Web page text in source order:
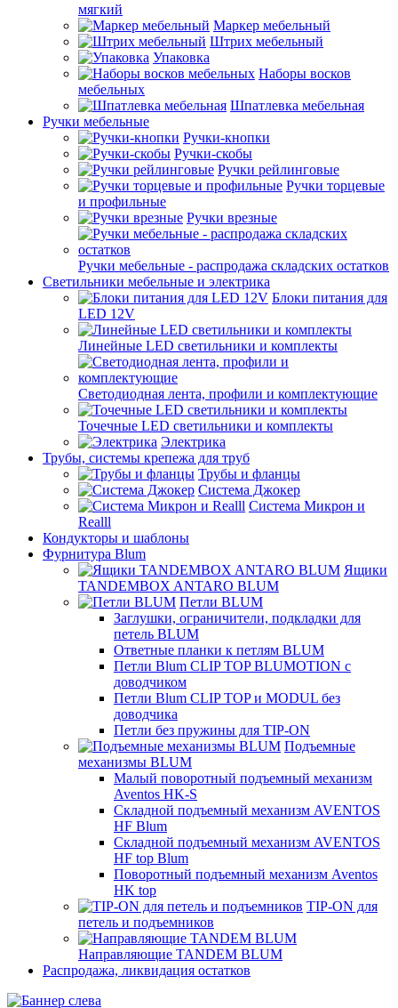
мягкий
Маркер мебельный
Штрих мебельный
Упаковка
Наборы восков
мебельных
Шпатлевка мебельная
Ручки мебельные
Ручки-кнопки
Ручки-скобы
Ручки рейлинговые
Ручки торцевые
и профильные
Ручки врезные
Ручки мебельные - распродажа складских остатков
Светильники мебельные и электрика
Блоки питания для
LED 12V
Линейные LED светильники и комплекты
Светодиодная лента, профили и комплектующие
Точечные LED светильники и комплекты
Электрика
Трубы, системы крепежа для труб
Трубы и фланцы
Система Джокер
Система Микрон и
Realll
Кондукторы и шаблоны
Фурнитура Blum
Ящики
TANDEMBOX ANTARO BLUM
Петли BLUM
Заглушки, ограничители, подкладки для
петель BLUM
Ответные планки к петлям BLUM
Петли Blum CLIP TOP BLUMOTION с
доводчиком
Петли Blum CLIP TOP и MODUL без
доводчика
Петли без пружины для TIP-ON
Подъемные
механизмы BLUM
Малый поворотный подъемный механизм
Aventos HK-S
Складной подъемный механизм AVENTOS
HF Blum
Складной подъемный механизм AVENTOS
HF top Blum
Поворотный подъемный механизм Aventos
HK top
TIP-ON для
петель и подъемников
Направляющие TANDEM BLUM
Распродажа, ликвидация остатков